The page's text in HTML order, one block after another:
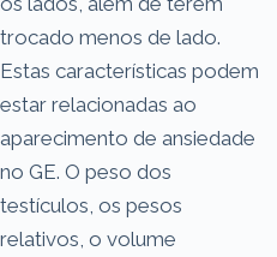
trocado menos de lado.
Estas características podem
estar relacionadas ao
aparecimento de ansiedade
no GE. O peso dos
testículos, os pesos
relativos, o volume